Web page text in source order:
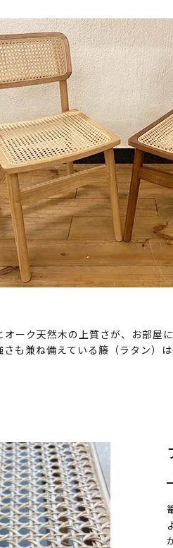
ーク天然木の上質さが、お部屋
も兼ね備えている籐（ラタン）